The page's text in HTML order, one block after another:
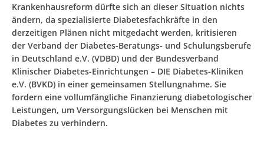
Krankenhausreform dürfte sich an dieser Situation nichts
ändern, da spezialisierte Diabetesfachkräfte in den
derzeitigen Plänen nicht mitgedacht werden, kritisieren
der Verband der Diabetes-Beratungs- und Schulungsberufe
in Deutschland e.V. (VDBD) und der Bundesverband
Klinischer Diabetes-Einrichtungen – DIE Diabetes-Kliniken
e.V. (BVKD) in einer gemeinsamen Stellungnahme. Sie
fordern eine vollumfängliche Finanzierung diabetologischer
Leistungen, um Versorgungslücken bei Menschen mit
Diabetes zu verhindern.